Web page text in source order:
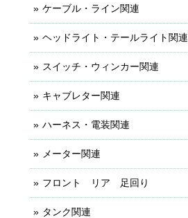
ケーブル・ライン関連
ヘッドライト・テールライト関連
スイッチ・ウィンカー関連
キャブレター関連
ハーネス・電装関連
メーター関連
フロント リア 足回り
タンク関連